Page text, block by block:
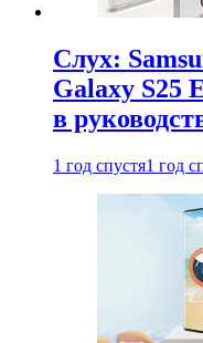
Слух:
Galaxy S25
в
1 год спустя1 год